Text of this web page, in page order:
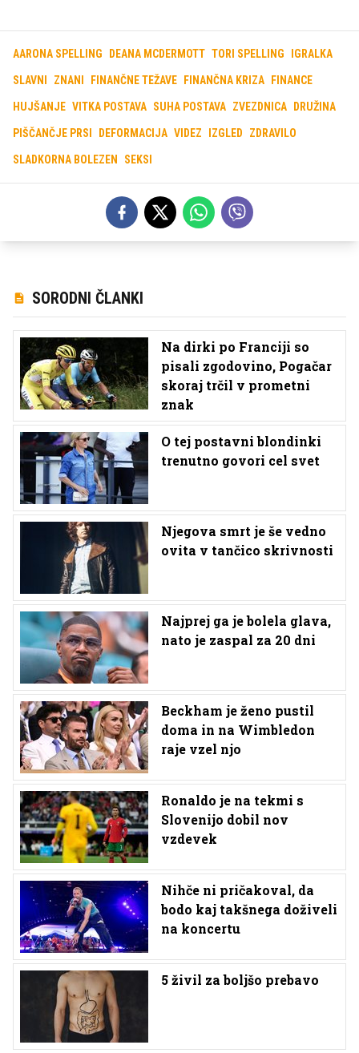
AARONA SPELLING DEANA MCDERMOTT TORI SPELLING IGRALKA
SLAVNI ZNANI FINANČNE TEŽAVE FINANČNA KRIZA FINANCE
HUJŠANJE VITKA POSTAVA SUHA POSTAVA ZVEZDNICA DRUŽINA
PIŠČANČJE PRSI DEFORMACIJA VIDEZ IZGLED ZDRAVILO
SLADKORNA BOLEZEN SEKSI
SORODNI ČLANKI
Na dirki po Franciji so
pisali zgodovino, Pogačar
skoraj trčil v prometni
znak
O tej postavni blondinki
trenutno govori cel svet
Njegova smrt je še vedno
ovita v tančico skrivnosti
Najprej ga je bolela glava,
nato je zaspal za 20 dni
Beckham je ženo pustil
doma in na Wimbledon
raje vzel njo
Ronaldo je na tekmi s
Slovenijo dobil nov
vzdevek
Nihče ni pričakoval, da
bodo kaj takšnega doživeli
na koncertu
5 živil za boljšo prebavo